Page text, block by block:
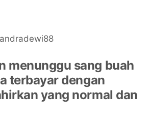
menunggu sang buah
terbayar dengan
yang normal dan